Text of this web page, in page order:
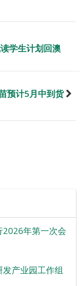
学生计划回澳
预计5月中到货
2026年第一次会
产业园工作组